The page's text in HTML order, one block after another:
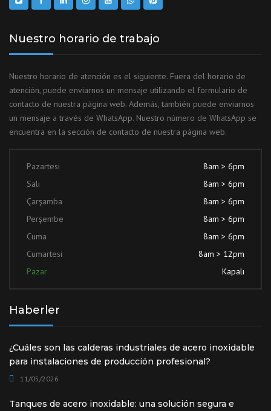
Nuestro horario de trabajo
Nuestro horario de atención es el siguiente. Fuera del horario de
atención, puede enviarnos un mensaje utilizando el formulario de
contacto de nuestra página web. Además, también puede enviarnos
un mensaje a través de WhatsApp. Nuestro número de WhatsApp se
encuentra en la sección de contacto de nuestra página web.
Pazartesi
8am > 6pm
Salı
8am > 6pm
Çarşamba
8am > 6pm
Perşembe
8am > 6pm
Cuma
8am > 6pm
Cumartesi
8am > 12pm
Pazar
Kapalı
Haberler
¿Cuáles son las calderas industriales de acero inoxidable
para instalaciones de producción profesional?
11/05/2026
Tanques de acero inoxidable: una solución segura e